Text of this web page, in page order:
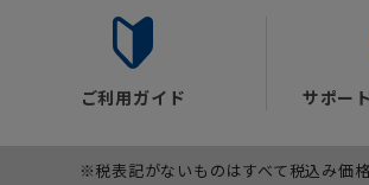
ご利用ガイド サポー
※税表記がないものはすべて税込み価